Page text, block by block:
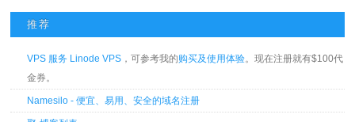
推荐
VPS 服务 Linode VPS ，可参考我的购买及使用体验。现在注册就有$100代
金券。
Namesilo - 便宜、易用、安全的域名注册